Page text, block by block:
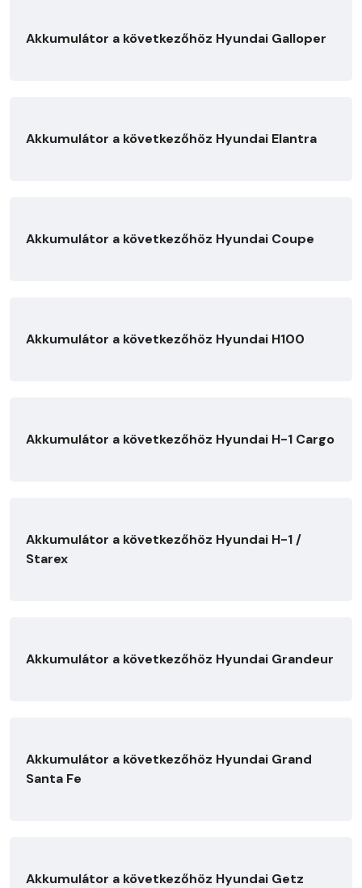
Akkumulátor a következőhöz Hyundai Galloper
Akkumulátor a következőhöz Hyundai Elantra
Akkumulátor a következőhöz Hyundai Coupe
Akkumulátor a következőhöz Hyundai H100
Akkumulátor a következőhöz Hyundai H-1 Cargo
Akkumulátor a következőhöz Hyundai H-1 /
Starex
Akkumulátor a következőhöz Hyundai Grandeur
Akkumulátor a következőhöz Hyundai Grand
Santa Fe
Akkumulátor a következőhöz Hyundai Getz